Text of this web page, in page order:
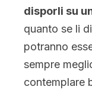
disporli su
quanto se li
potranno
sempre
contemplare